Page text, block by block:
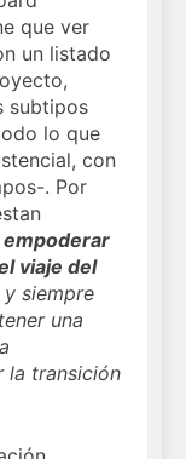
que ver
un listado
subtipos
lo que
con
. Por
viaje del
siempre
una
la transición